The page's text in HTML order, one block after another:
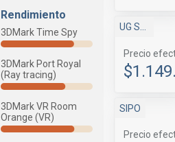
Rendimiento
3DMark Time Spy
3DMark Port Royal
(Ray tracing)
3DMark VR Room
Orange (VR)
Precio
SIPO
Precio